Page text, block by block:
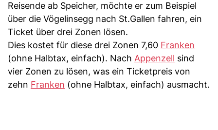
Reisende ab Speicher, möchte er zum Beispiel
über die Vögelinsegg nach St.Gallen fahren, ein
Ticket über drei Zonen lösen.
Dies kostet für diese drei Zonen 7,60 Franken
(ohne Halbtax, einfach). Nach Appenzell sind
vier Zonen zu lösen, was ein Ticketpreis von
zehn Franken (ohne Halbtax, einfach) ausmacht.